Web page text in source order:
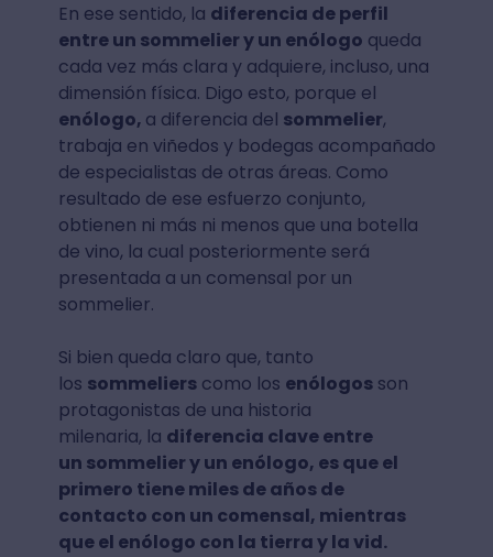
En ese sentido, la diferencia de perfil
entre un sommelier y un enólogo queda
cada vez más clara y adquiere, incluso, una
dimensión física. Digo esto, porque el
enólogo, a diferencia del sommelier,
trabaja en viñedos y bodegas acompañado
de especialistas de otras áreas. Como
resultado de ese esfuerzo conjunto,
obtienen ni más ni menos que una botella
de vino, la cual posteriormente será
presentada a un comensal por un
sommelier.
Si bien queda claro que, tanto
los sommelierscomo los enólogosson
protagonistas de una historia
milenaria, la diferencia clave entre
un sommelier y un enólogo, es que el
primero tiene miles de años de
contacto con un comensal, mientras
que el enólogo con la tierra y la vid.